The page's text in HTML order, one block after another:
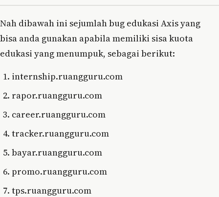
Nah dibawah ini sejumlah bug edukasi Axis yang
bisa anda gunakan apabila memiliki sisa kuota
edukasi yang menumpuk, sebagai berikut:
internship.ruangguru.com
rapor.ruangguru.com
career.ruangguru.com
tracker.ruangguru.com
bayar.ruangguru.com
promo.ruangguru.com
tps.ruangguru.com